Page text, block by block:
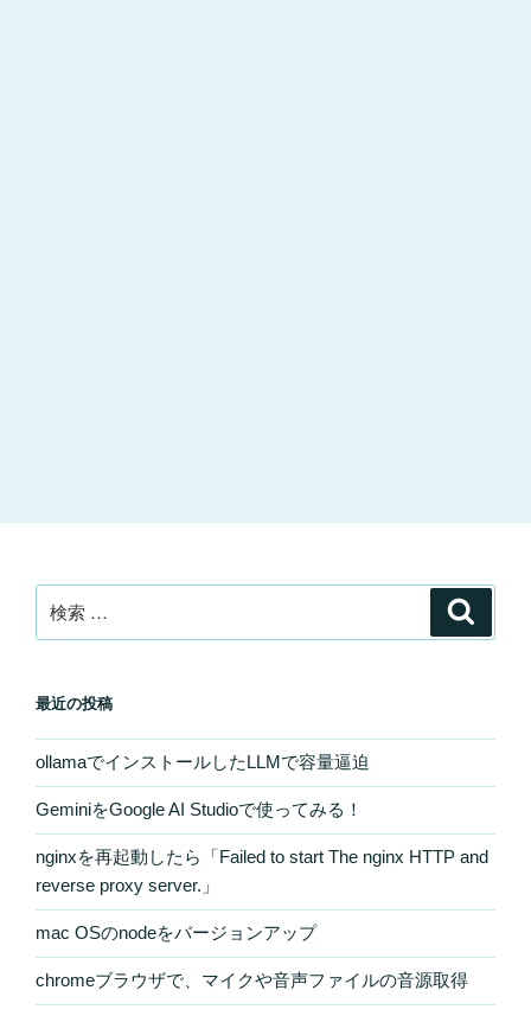
索:
最近の投稿
ollamaでインストールしたLLMで容量逼迫
GeminiをGoogle AI Studioで使ってみる！
nginxを再起動したら「Failed to start The nginx HTTP and
reverse proxy server.」
mac OSのnodeをバージョンアップ
chromeブラウザで、マイクや音声ファイルの音源取得